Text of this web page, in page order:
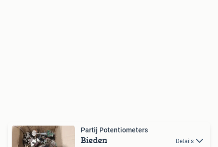
Partij Potentiometers
Bieden Details